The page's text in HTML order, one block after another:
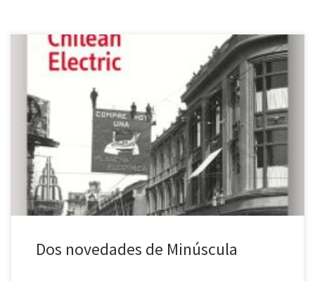
La editorial barcelonesa Minúscula lleva cerca de veinte años
ofreciendo al lector un catálogo con personalidad y, sobre todo
en alguna de sus seis colecciones, un marcado sello propio. Es el
caso, por ejemplo, de «Paisajes Narrados«, colección que acoge
obras bastante desconocidas en España, donde puede
encontrarse tanto ficción […]
Dos novedades de Minúscula